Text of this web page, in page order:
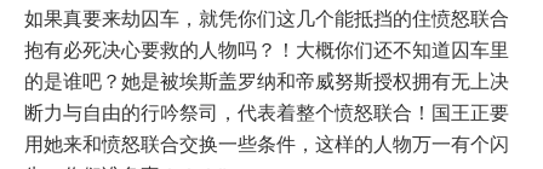
如果真要来劫囚车，就凭你们这几个能抵挡的住愤怒联合
抱有必死决心要救的人物吗？！大概你们还不知道囚车里
的是谁吧？她是被埃斯盖罗纳和帝威努斯授权拥有无上决
断力与自由的行吟祭司，代表着整个愤怒联合！国王正要
用她来和愤怒联合交换一些条件，这样的人物万一有个闪